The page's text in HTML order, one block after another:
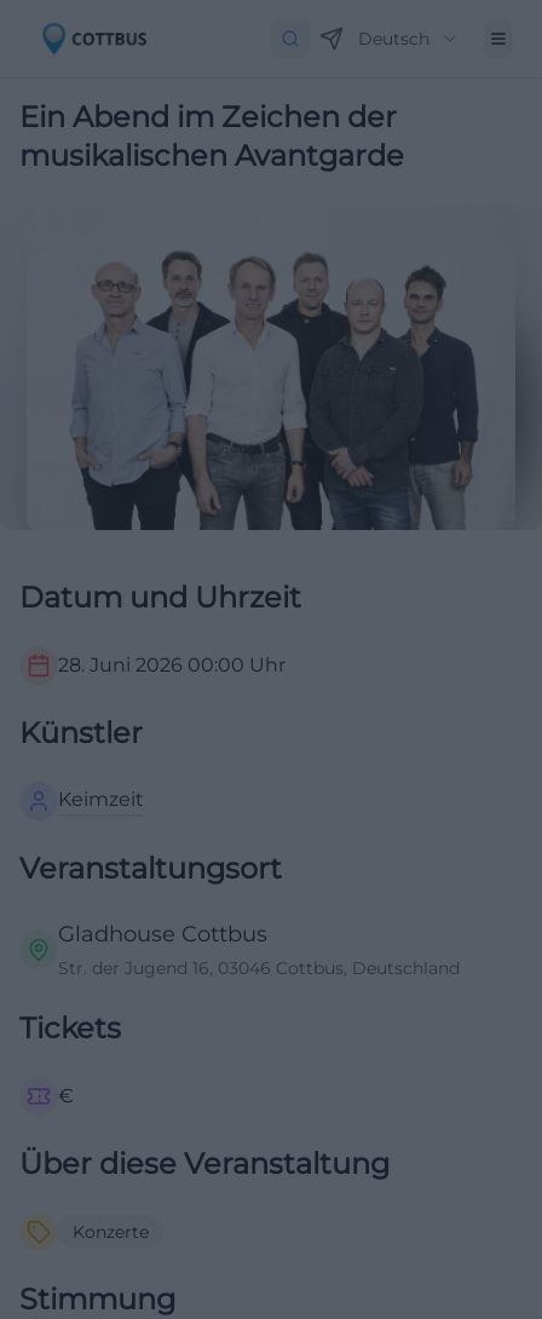
Deutsch
Ein Abend im Zeichen der
musikalischen Avantgarde
Datum und Uhrzeit
28. Juni 2026 00:00 Uhr
Künstler
Keimzeit
Veranstaltungsort
Gladhouse Cottbus
Str. der Jugend 16, 03046 Cottbus, Deutschland
Tickets
€
Über diese Veranstaltung
Konzerte
Stimmung